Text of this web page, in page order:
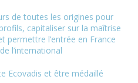
de toutes les origines pour
capitaliser sur la maîtrise
permettre l’entrée en France
l’international
Ecovadis et être médaillé